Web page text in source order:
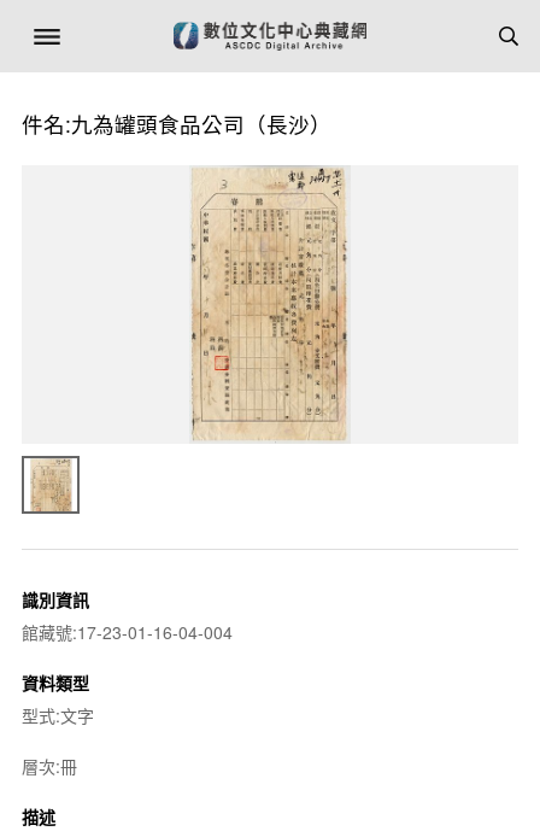
件名:九為罐頭食品公司（長沙）
識別資訊
館藏號:17-23-01-16-04-004
資料類型
型式:文字
層次:冊
描述